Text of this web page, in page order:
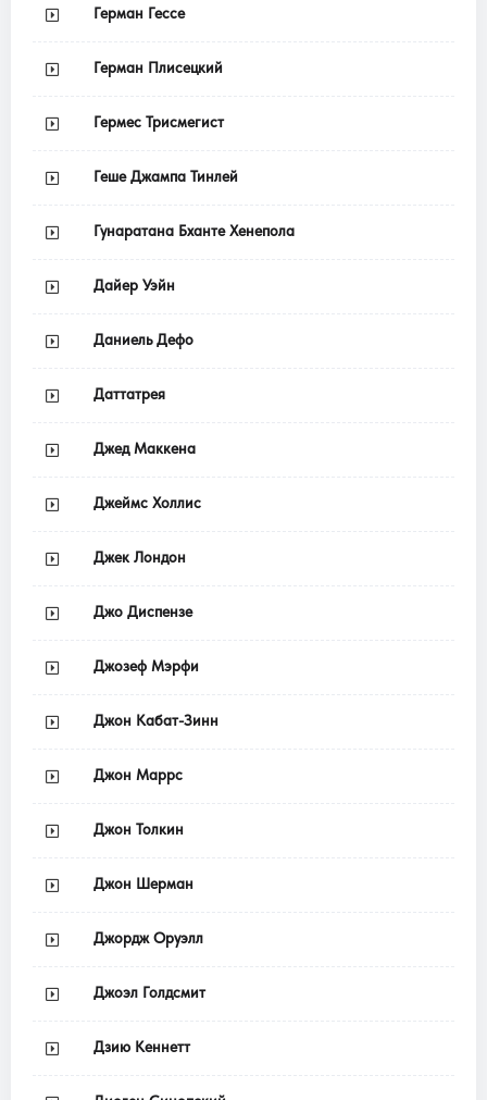
Герман Гессе
Герман Плисецкий
Гермес Трисмегист
Геше Джампа Тинлей
Гунаратана Бханте Хенепола
Дайер Уэйн
Даниель Дефо
Даттатрея
Джед Маккена
Джеймс Холлис
Джек Лондон
Джо Диспензе
Джозеф Мэрфи
Джон Кабат-Зинн
Джон Маррс
Джон Толкин
Джон Шерман
Джордж Оруэлл
Джоэл Голдсмит
Дзию Кеннетт